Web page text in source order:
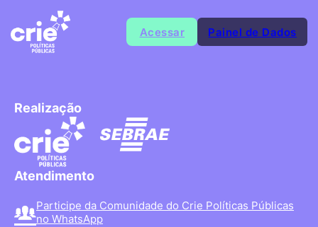
Acessar Painel de Dados
Realização
Atendimento
Participe da Comunidade do Crie Políticas Públicas
no WhatsApp